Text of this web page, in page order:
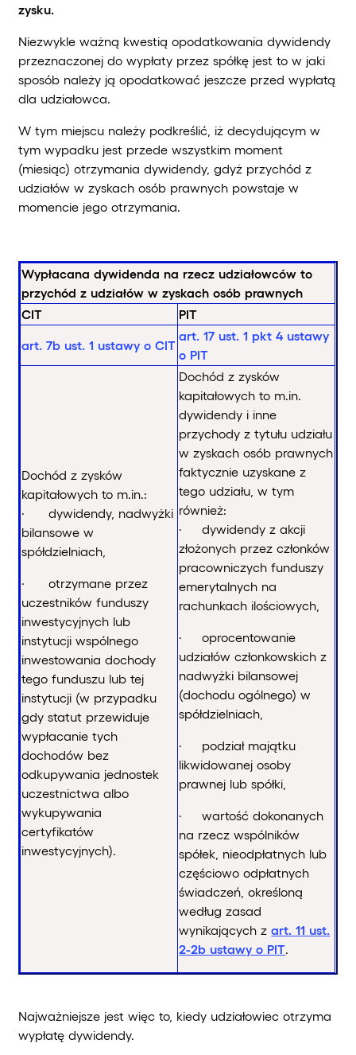
zysku.
Niezwykle ważną kwestią opodatkowania dywidendy
przeznaczonej do wypłaty przez spółkę jest to w jaki
sposób należy ją opodatkować jeszcze przed wypłatą
dla udziałowca.
W tym miejscu należy podkreślić, iż decydującym w
tym wypadku jest przede wszystkim moment
(miesiąc) otrzymania dywidendy, gdyż przychód z
udziałów w zyskach osób prawnych powstaje w
momencie jego otrzymania.
Wypłacana dywidenda na rzecz udziałowców to
przychód z udziałów w zyskach osób prawnych
CIT
PIT
art. 7b ust. 1 ustawy o CIT
art. 17 ust. 1 pkt 4 ustawy
o PIT
Dochód z zysków
kapitałowych to m.in.:
· dywidendy, nadwyżki
bilansowe w
spółdzielniach,
· otrzymane przez
uczestników funduszy
inwestycyjnych lub
instytucji wspólnego
inwestowania dochody
tego funduszu lub tej
instytucji (w przypadku
gdy statut przewiduje
wypłacanie tych
dochodów bez
odkupywania jednostek
uczestnictwa albo
wykupywania
certyfikatów
inwestycyjnych).
Dochód z zysków
kapitałowych to m.in.
dywidendy i inne
przychody z tytułu udziału
w zyskach osób prawnych
faktycznie uzyskane z
tego udziału, w tym
również:
· dywidendy z akcji
złożonych przez członków
pracowniczych funduszy
emerytalnych na
rachunkach ilościowych,
· oprocentowanie
udziałów członkowskich z
nadwyżki bilansowej
(dochodu ogólnego) w
spółdzielniach,
· podział majątku
likwidowanej osoby
prawnej lub spółki,
· wartość dokonanych
na rzecz wspólników
spółek, nieodpłatnych lub
częściowo odpłatnych
świadczeń, określoną
według zasad
wynikających zart. 11 ust.
2-2b ustawy o PIT.
Najważniejsze jest więc to, kiedy udziałowiec otrzyma
wypłatę dywidendy.